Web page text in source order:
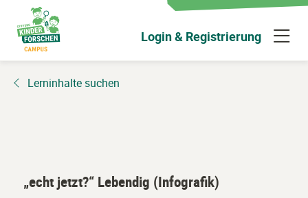
Hauptinhalt
wechseln
Login & Registrierung
Lerninhalte suchen
„echt jetzt?“ Lebendig (Infografik)